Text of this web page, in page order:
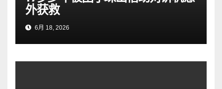
外获救
6月 18, 2026